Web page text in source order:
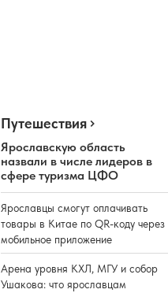
Путешествия
Ярославскую область
назвали в числе лидеров в
сфере туризма ЦФО
Ярославцы смогут оплачивать
товары в Китае по QR-коду через
мобильное приложение
Арена уровня КХЛ, МГУ и собор
Ушакова: что ярославцам